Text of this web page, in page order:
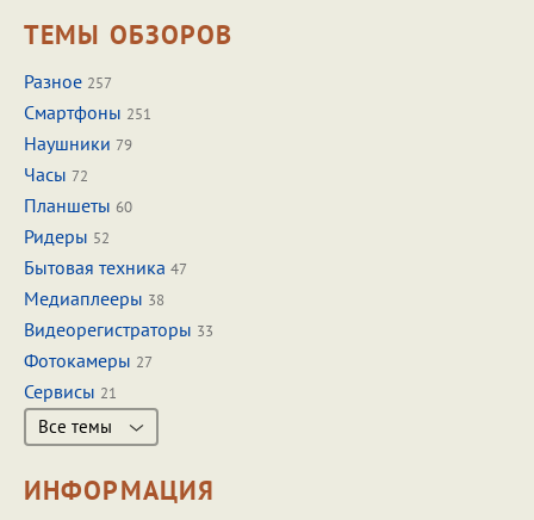
ТЕМЫ ОБЗОРОВ
Разное 257
Смартфоны 251
Наушники 79
Часы 72
Планшеты 60
Ридеры 52
Бытовая техника 47
Медиаплееры 38
Видеорегистраторы 33
Фотокамеры 27
Сервисы 21
Все темы
ИНФОРМАЦИЯ